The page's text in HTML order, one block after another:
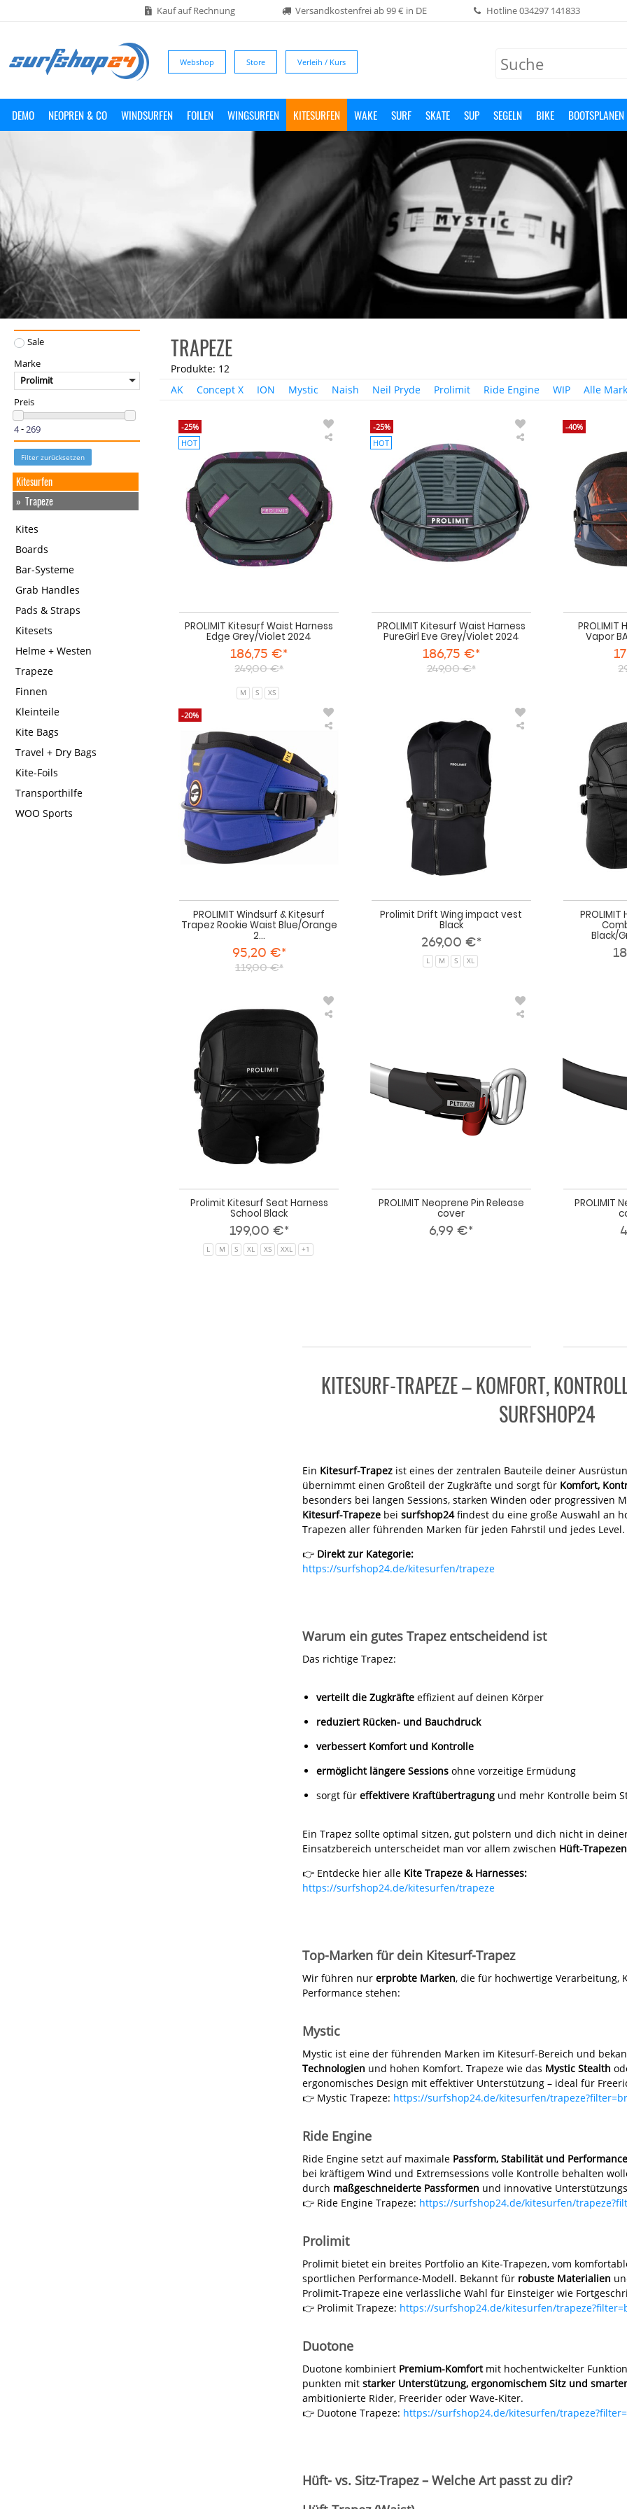
Kauf auf Rechnung Versandkostenfrei ab 99 € in DE Hotline034297 141833
Webshop Store Verleih / Kurs
DEMO NEOPREN & CO WINDSURFEN FOILEN WINGSURFEN KITESURFEN WAKE SURF SKATE SUP SEGELN BIKE BOOTSPLANEN
Sale
Marke
Prolimit
Preis
-
Filter zurücksetzen
Kitesurfen
Trapeze
Kites
Boards
Bar-Systeme
Grab Handles
Pads & Straps
Kitesets
Helme + Westen
Trapeze
Finnen
Kleinteile
Kite Bags
Travel + Dry Bags
Kite-Foils
Transporthilfe
WOO Sports
TRAPEZE
Produkte: 12
AK
Concept X ION Mystic Naish Neil Pryde Prolimit Ride Engine WIP Alle
-25%
HOT
PROLIMIT Kitesurf Waist Harness
Edge Grey/Violet 2024
186,75 €*
249,00 €*
M S XS
PROLIMIT
Grey/Violet
-25%
HOT
PROLIMIT Kitesurf Waist Harness
PureGirl Eve Grey/Violet 2024
186,75 €*
249,00 €*
PureGirl
Eve
Grey/Violet
-40%
PROLIMIT
Vapor
-20%
PROLIMIT Windsurf & Kitesurf
Trapez Rookie Waist Blue/Orange
2...
95,20 €*
119,00 €*
Rookie
Waist
Blue/Orange
Prolimit Drift Wing impact vest
Black
269,00 €*
L M S XL
Black/
Prolimit Kitesurf Seat Harness
School Black
199,00 €*
L M S XL XS XXL +1
PROLIMIT Neoprene Pin Release
cover
6,99 €*
PROLIMIT
KITESURF-TRAPEZE – KOMFORT,
SURFSHOP24
Ein Kitesurf-Trapezist eines der zentralen Bauteile deiner
übernimmt einen Großteil der Zugkräfte und sorgt für Komfort,
besonders bei langen Sessions, starken Winden oder progressiven
Kitesurf-Trapezebei surfshop24findest du eine große Auswahl an
Trapezen aller führenden Marken für jeden Fahrstil und jedes Level.
👉 Direkt zur Kategorie:
https://surfshop24.de/kitesurfen/trapeze
Warum ein gutes Trapez entscheidend ist
Das richtige Trapez:
verteilt die Zugkräfteeffizient auf deinen Körper
reduziert Rücken- und Bauchdruck
verbessert Komfort und Kontrolle
ermöglicht längere Sessionsohne vorzeitige Ermüdung
sorgt für effektivere Kraftübertragungund mehr Kontrolle beim
Ein Trapez sollte optimal sitzen, gut polstern und dich nicht in
Einsatzbereich unterscheidet man vor allem zwischen Hüft-Trapezen
👉 Entdecke hier alle Kite Trapeze & Harnesses:
https://surfshop24.de/kitesurfen/trapeze
Top-Marken für dein Kitesurf-Trapez
Wir führen nur erprobte Marken, die für hochwertige Verarbeitung,
Performance stehen:
Mystic
Mystic ist eine der führenden Marken im Kitesurf-Bereich und
Technologien und hohen Komfort. Trapeze wie das Mystic Stealth
ergonomisches Design mit effektiver Unterstützung – ideal für
👉 Mystic Trapeze: https://surfshop24.de/kitesurfen/
Ride Engine
Ride Engine setzt auf maximale Passform, Stabilität und Performance
bei kräftigem Wind und Extremsessions volle Kontrolle behalten
durch maßgeschneiderte Passformen und innovative
👉 Ride Engine Trapeze: https://surfshop24.de/kitesurfen/
Prolimit
Prolimit bietet ein breites Portfolio an Kite-Trapezen, vom
sportlichen Performance-Modell. Bekannt für robuste Materialien
Prolimit-Trapeze eine verlässliche Wahl für Einsteiger wie
👉 Prolimit Trapeze: https://surfshop24.de/kitesurfen/
Duotone
Duotone kombiniert Premium-Komfortmit hochentwickelter
punkten mit starker Unterstützung, ergonomischem Sitz und
ambitionierte Rider, Freerider oder Wave-Kiter.
👉 Duotone Trapeze: https://surfshop24.de/kitesurfen/
Hüft- vs. Sitz-Trapez – Welche Art passt zu dir?